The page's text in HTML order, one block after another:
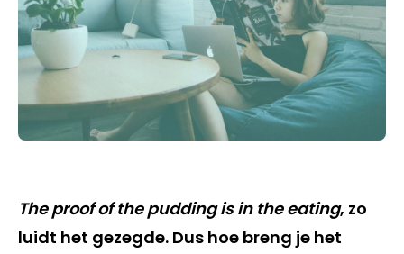
The proof of the pudding is in the eating, zo
luidt het gezegde. Dus hoe breng je het